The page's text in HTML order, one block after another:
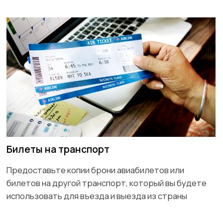
Отправить
Оставьте заявку
Мы свяжемся с Вами в ближайшее время
Если у вас были визы в другие государства,
предоставьте их копии.